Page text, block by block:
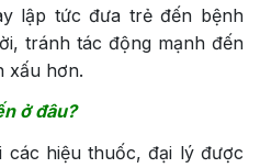
lập tức đưa trẻ đến bệnh
tránh tác động mạnh đến
xấu hơn.
ở đâu?
các hiệu thuốc, đại lý được